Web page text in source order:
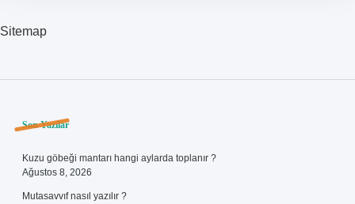
Sitemap
Sidebar
Son Yazılar
Kuzu göbeği mantarı hangi aylarda toplanır ?
Ağustos 8, 2026
Mutasavvıf nasıl yazılır ?